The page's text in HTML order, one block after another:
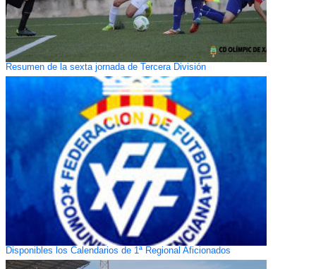
Resumen de la sexta jornada de Tercera División
Disponibles los Calendarios de 1ª Regional Aficionados